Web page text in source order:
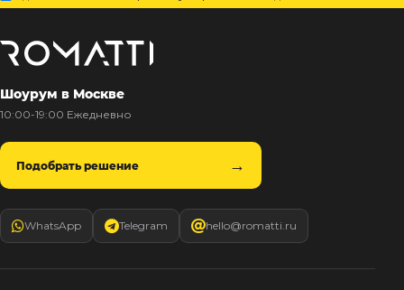
Шоурум в Москве
10:00-19:00 Ежедневно
Подобрать решение
WhatsApp Telegram hello@romatti.ru